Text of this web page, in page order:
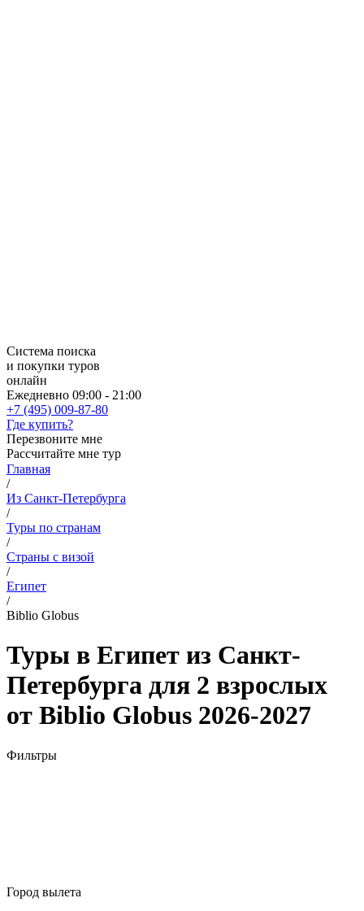
Система поиска
и покупки туров
онлайн
Ежедневно 09:00 - 21:00
+7 (495) 009-87-80
Где купить?
Перезвоните мне
Рассчитайте мне тур
Главная
/
Из Санкт-Петербурга
/
Туры по странам
/
Страны с визой
/
Египет
/
Biblio Globus
Туры в Египет из Санкт-
Петербурга для 2 взрослых
от Biblio Globus 2026-2027
Фильтры
Город вылета